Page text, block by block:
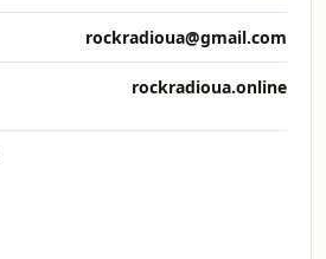
rockradioua@gmail.com
rockradioua.online